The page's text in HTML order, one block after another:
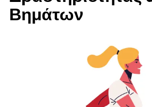
Βημάτων